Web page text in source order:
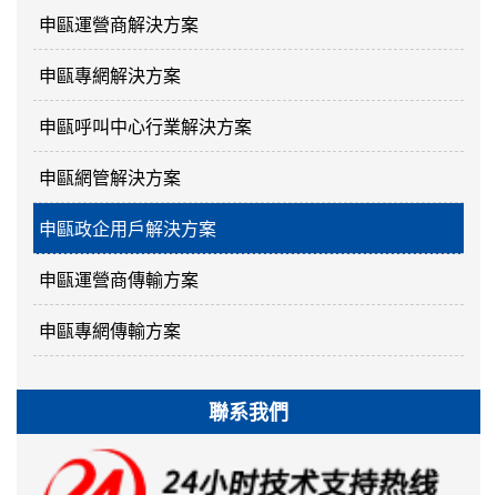
申甌運營商解決方案
申甌專網解決方案
申甌呼叫中心行業解決方案
申甌網管解決方案
申甌政企用戶解決方案
申甌運營商傳輸方案
申甌專網傳輸方案
聯系我們